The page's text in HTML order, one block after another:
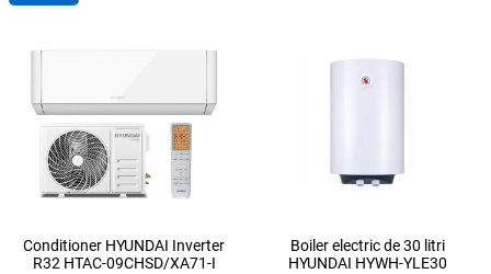
Conditioner HYUNDAI Inverter
R32 HTAC-09CHSD/XA71-I
Boiler electric de 30 litri
HYUNDAI HYWH-YLE30